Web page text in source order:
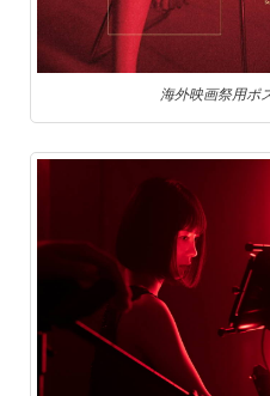
海外映画祭用ポ